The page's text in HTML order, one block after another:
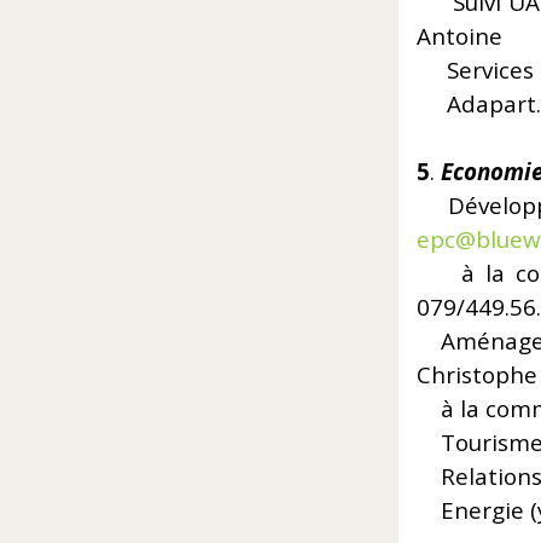
Antoine
Services
Adapart.
5.
à la
079/
Christophe
à la
Relations
Energie